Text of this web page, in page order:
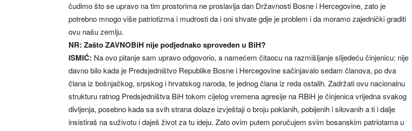
čudimo što se upravo na tim prostorima ne proslavlja dan Državnosti Bosne i Hercegovine, zato je
potrebno mnogo više patriotizma i mudrosti da i oni shvate gdje je problem i da moramo zajednički graditi
ovu našu zemlju.
NR: Zašto ZAVNOBiH nije podjednako sproveden u BiH?
ISMIĆ: Na ovo pitanje sam upravo odgovorio, a namećem čitaocu na razmišljanje slijedeću činjenicu: nije
davno bilo kada je Predsjedništvo Republike Bosne i Hercegovine sačinjavalo sedam članova, po dva
člana iz bošnjačkog, srpskog i hrvatskog naroda, te jednog člana iz reda ostalih. Zadržati ovu nacionalnu
strukturu ratnog Predsjedništva BiH tokom cijelog vremena agresije na RBiH je činjenica vrijedna svakog
divljenja, posebno kada sa svih strana dolaze izvještaji o broju poklanih, pobijenih i silovanih a ti i dalje
insistiraš na suživotu i daješ život za tu ideju. Zato ovim putem poručujem svim bosanskim patriotama u